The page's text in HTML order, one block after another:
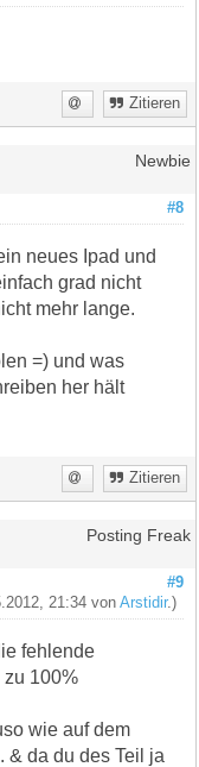
Zitieren
Newbie
#8
neues Ipad und
grad nicht
mehr lange.
=) und was
her hält
Zitieren
Posting Freak
#9
21:34 vonArstidir.)
fehlende
zu 100%
wie auf dem
& da du des Teil ja